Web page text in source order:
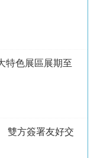
色展區展期至
雙方簽署友好交